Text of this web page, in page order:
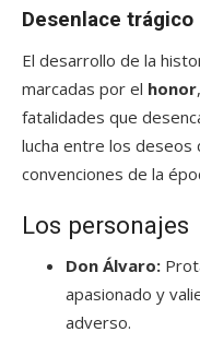
Desenlace trágico
El desarrollo de la
marcadas por el honor
fatalidades que
lucha entre los
convenciones de la
Los personajes
Don Álvaro:
apasionado y
adverso.